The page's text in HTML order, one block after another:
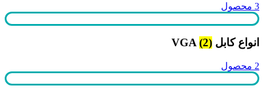
3 محصول
انواع کابل VGA (2)
2 محصول